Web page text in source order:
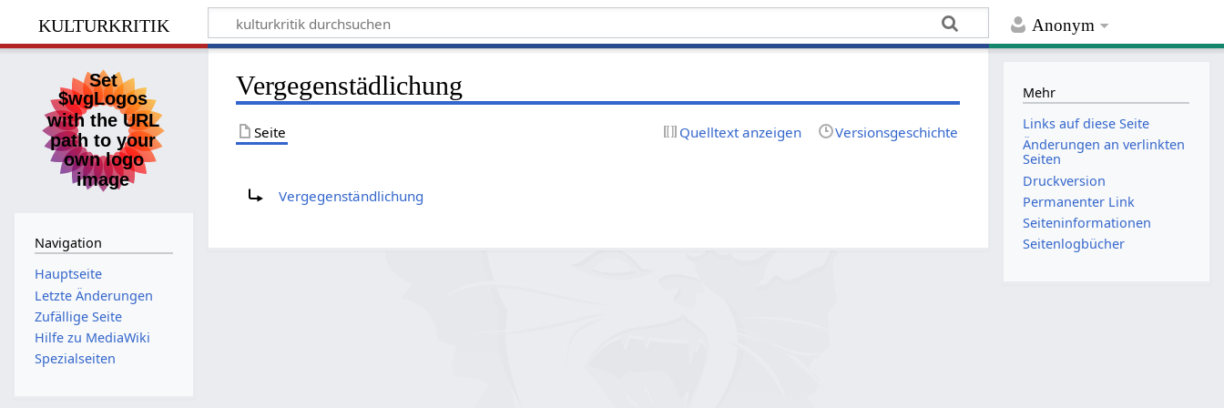
Anonym
kulturkritik
Vergegenstädlichung
Seite Quelltext anzeigen Versionsgeschichte
Vergegenständlichung
Navigation
Hauptseite
Letzte Änderungen
Zufällige Seite
Hilfe zu MediaWiki
Spezialseiten
Mehr
Links auf diese Seite
Änderungen an verlinkten
Seiten
Druckversion
Permanenter Link
Seiten­­informationen
Seitenlogbücher